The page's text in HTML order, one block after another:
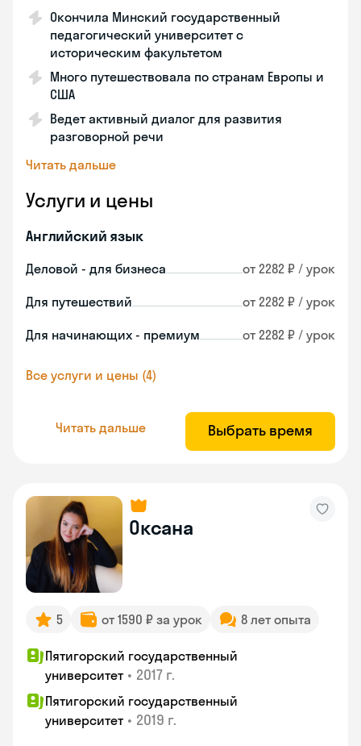
Окончила Минский государственный
педагогический университет с
историческим факультетом
Много путешествовала по странам Европы и
США
Ведет активный диалог для развития
разговорной речи
Читать дальше
Услуги и цены
Английский язык
Деловой - для бизнеса от 2282 ₽ / урок
Для путешествий от 2282 ₽ / урок
Для начинающих - премиум от 2282 ₽ / урок
Все услуги и цены (4)
Читать дальше Выбрать время
Оксана
5 от 1590 ₽ за урок 8 лет опыта
Пятигорский государственный
университет • 2017 г.
Пятигорский государственный
университет • 2019 г.